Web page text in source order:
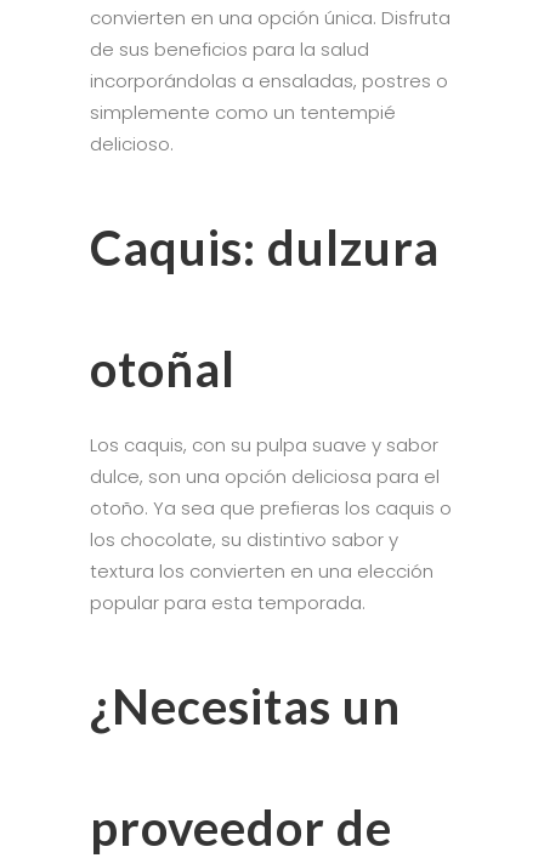
convierten en una opción única. Disfruta
de sus beneficios para la salud
incorporándolas a ensaladas, postres o
simplemente como un tentempié
delicioso.
Caquis: dulzura
otoñal
Los caquis, con su pulpa suave y sabor
dulce, son una opción deliciosa para el
otoño. Ya sea que prefieras los caquis o
los chocolate, su distintivo sabor y
textura los convierten en una elección
popular para esta temporada.
¿Necesitas un
proveedor de